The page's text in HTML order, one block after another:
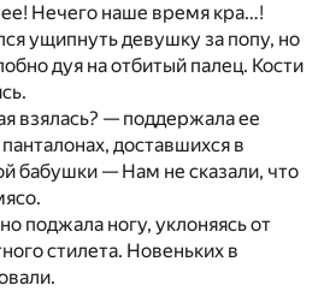
Нечего наше время кра…!
ущипнуть девушку за попу, но
дуя на отбитый палец. Кости
взялась? — поддержала ее
доставшихся в
бабушки — Нам не сказали, что
поджала ногу, уклоняясь от
стилета. Новеньких в